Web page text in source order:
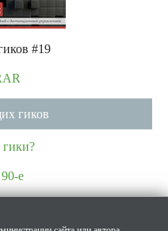
#19
гиков
гики?
е